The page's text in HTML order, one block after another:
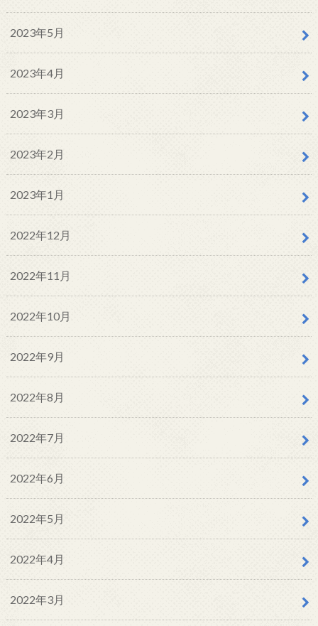
2023年5月
2023年4月
2023年3月
2023年2月
2023年1月
2022年12月
2022年11月
2022年10月
2022年9月
2022年8月
2022年7月
2022年6月
2022年5月
2022年4月
2022年3月